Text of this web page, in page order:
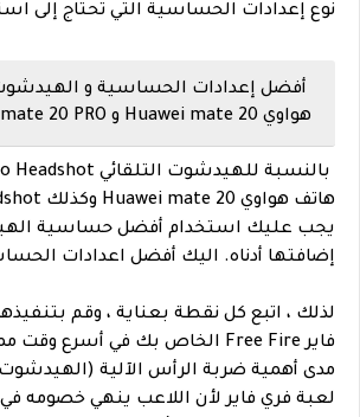
نوع إعدادات الحساسية التي تحتاج إلى
أفضل إعدادات الحساسية و
هواوي Huawei mate 20 و Huawei mate 20 PRO
يجب عليك استخدام أفضل حساسية
إضافتها أدناه. اليك أفضل اعدادات
لذلك ، اتبع كل نقطة بعناية ، وقم
فاير Free Fire الخاص بك في أسرع وقت ممكن.